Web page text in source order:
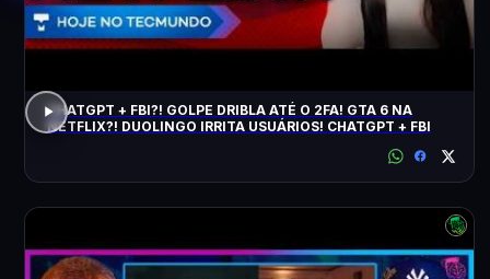
CHATGPT + FBI?! GOLPE DRIBLA ATÉ O 2FA! GTA 6 NA
NETFLIX?! DUOLINGO IRRITA USUÁRIOS! CHATGPT + FBI